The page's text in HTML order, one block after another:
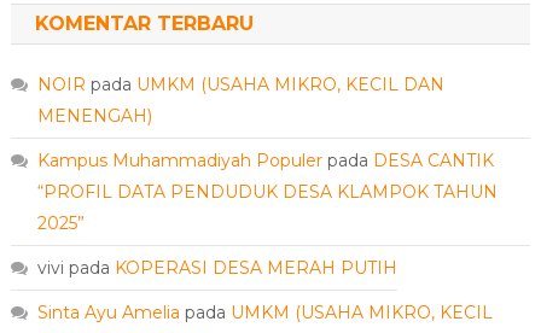
KOMENTAR TERBARU
NOIR pada UMKM (USAHA MIKRO, KECIL DAN
MENENGAH)
Kampus Muhammadiyah Populerpada DESA CANTIK
“PROFIL DATA PENDUDUK DESA KLAMPOK TAHUN
2025”
vivi pada KOPERASI DESA MERAH PUTIH
Sinta Ayu Amelia pada UMKM (USAHA MIKRO, KECIL